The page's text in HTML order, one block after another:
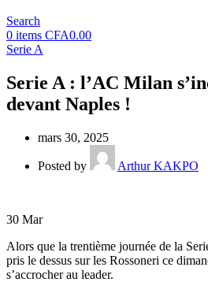
Search
0 items CFA0.00
Serie A
Serie A : l’AC Milan
devant Naples !
mars 30, 2025
Posted by Arthur KAKPO
30 Mar
Alors que la trentième journée de la
pris le dessus sur les Rossoneri ce
s’accrocher au leader.